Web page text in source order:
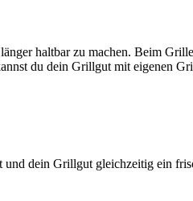
haltbar zu machen. Beim
du dein Grillgut mit eigenen
dein Grillgut gleichzeitig ein